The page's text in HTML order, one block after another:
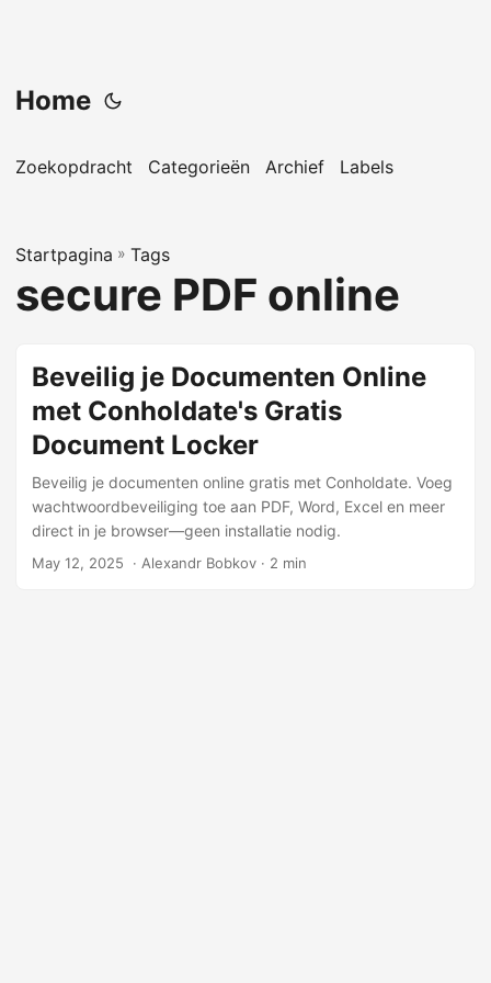
Home
Zoekopdracht Categorieën Archief Labels
Startpagina » Tags
secure PDF online
Beveilig je Documenten Online
met Conholdate's Gratis
Document Locker
Beveilig je documenten online gratis met Conholdate. Voeg
wachtwoordbeveiliging toe aan PDF, Word, Excel en meer
direct in je browser—geen installatie nodig.
May 12, 2025 ‎ · Alexandr Bobkov · 2 min